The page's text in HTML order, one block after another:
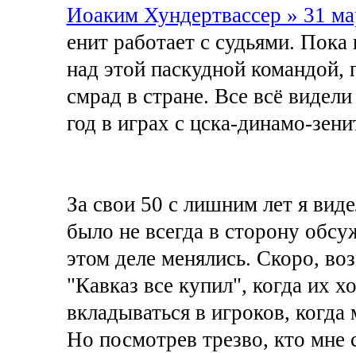
Иоаким Хундертвассер » 31
енит работает с судьями.
над этой паскудной
смрад в стране. Все всё
год в играх с цска-динамо-
За свои 50 с лишним лет я
было не всегда в сторону
этом деле менялись. Скоро,
"Кавказ все купил", когда их
вкладываться в игроков,
Но посмотрев трезво, кто мне